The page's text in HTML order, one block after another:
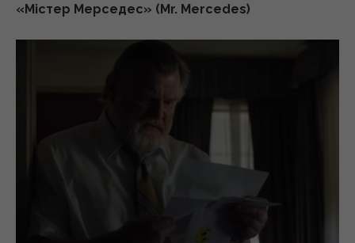
«Містер Мерседес» (Mr. Mercedes)